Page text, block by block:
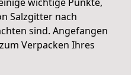
Salzgitter nach
sind. Angefangen
Verpacken Ihres